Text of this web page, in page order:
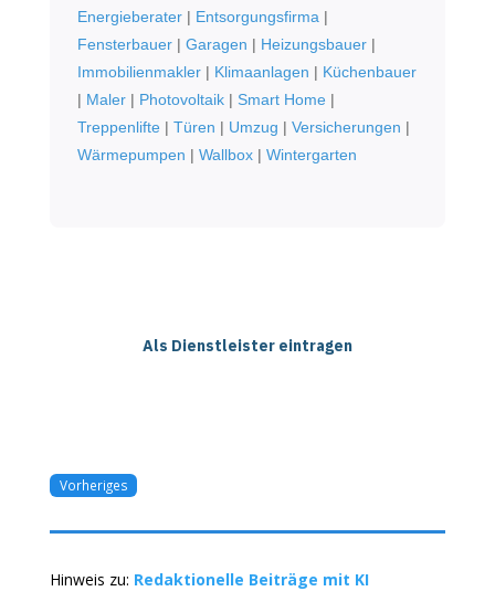
Energieberater| Entsorgungsfirma |
Fensterbauer| Garagen | Heizungsbauer|
Immobilienmakler| Klimaanlagen | Küchenbauer
| Maler| Photovoltaik| Smart Home|
Treppenlifte| Türen | Umzug | Versicherungen |
Wärmepumpen | Wallbox| Wintergarten
Als Dienstleister eintragen
Vorheriges
Hinweis zu: Redaktionelle Beiträge mit KI